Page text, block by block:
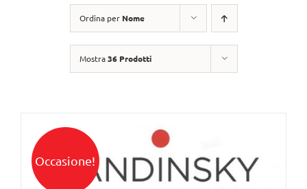
Ordina per Nome
Mostra36 Prodotti
Occasione!